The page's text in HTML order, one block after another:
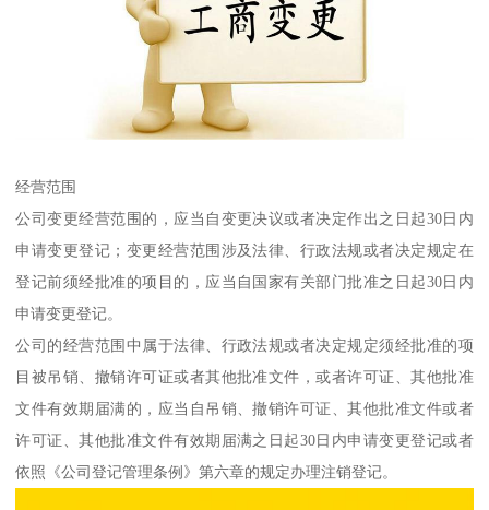
经营范围
公司变更经营范围的，应当自变更决议或者决定作出之日起30日内
申请变更登记；变更经营范围涉及法律、行政法规或者决定规定在
登记前须经批准的项目的，应当自国家有关部门批准之日起30日内
申请变更登记。
公司的经营范围中属于法律、行政法规或者决定规定须经批准的项
目被吊销、撤销许可证或者其他批准文件，或者许可证、其他批准
文件有效期届满的，应当自吊销、撤销许可证、其他批准文件或者
许可证、其他批准文件有效期届满之日起30日内申请变更登记或者
依照《公司登记管理条例》第六章的规定办理注销登记。